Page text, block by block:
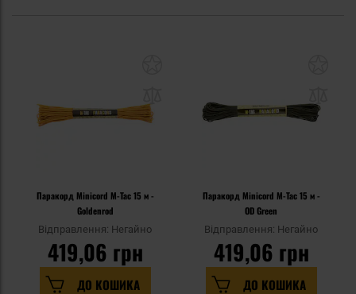
Паракорд Minicord M-Tac 15 м -
Goldenrod
Відправлення: Негайно
419,06 грн
ДО КОШИКА
Паракорд Minicord M-Tac 15 м -
OD Green
Відправлення: Негайно
419,06 грн
ДО КОШИКА